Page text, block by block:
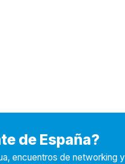
de España?
encuentros de networking y